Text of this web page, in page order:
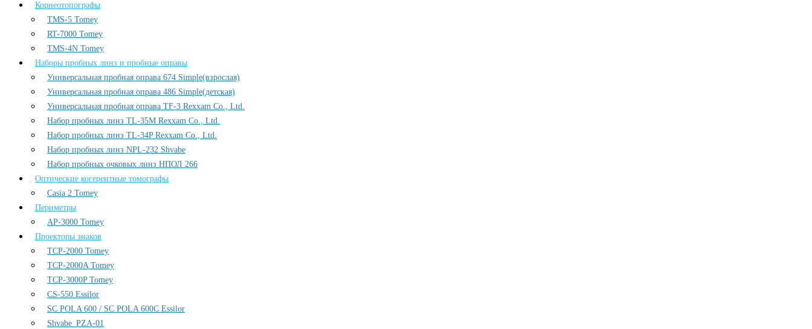
Корнеотопографы
TMS-5 Tomey
RT-7000 Tomey
TMS-4N Tomey
Наборы пробных линз и пробные оправы
Универсальная пробная оправа 674 Simple(взрослая)
Универсальная пробная оправа 486 Simple(детская)
Универсальная пробная оправа TF-3 Rexxam Co., Ltd.
Набор пробных линз TL-35M Rexxam Co., Ltd.
Набор пробных линз TL-34P Rexxam Co., Ltd.
Набор пробных линз NPL-232 Shvabe
Набор пробных очковых линз НПОЛ 266
Оптические когерентные томографы
Casia 2 Tomey
Периметры
AP-3000 Tomey
Проекторы знаков
TCP-2000 Tomey
TCP-2000A Tomey
TCP-3000P Tomey
CS-550 Essilor
SC POLA 600 / SC POLA 600С Essilor
Shvabe_PZA-01